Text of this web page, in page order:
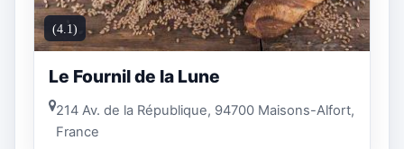
(4.1)
Le Fournil de la Lune
214 Av. de la République, 94700 Maisons-Alfort,
France